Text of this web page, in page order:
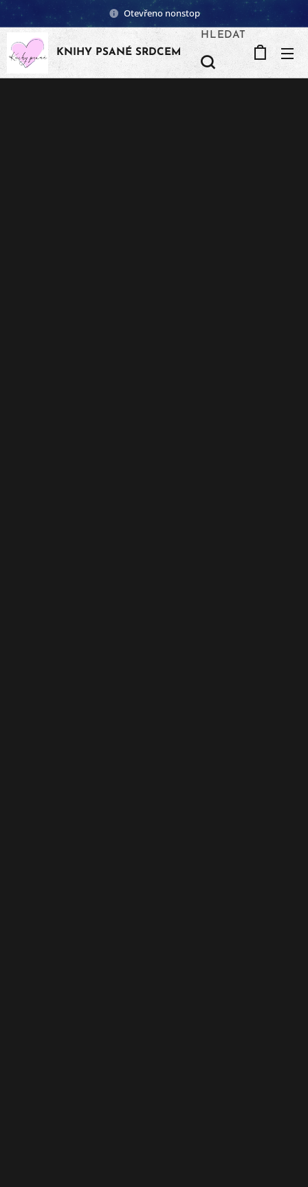
Otevřeno nonstop
KNIHY PSANÉ SRDCEM
HLEDAT